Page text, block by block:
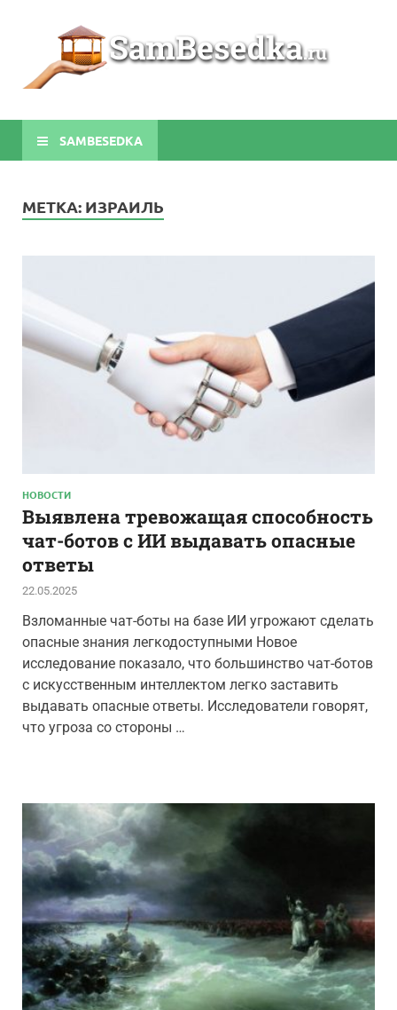
SAMBESEDKA
МЕТКА: ИЗРАИЛЬ
НОВОСТИ
Выявлена тревожащая способность
чат-ботов с ИИ выдавать опасные
ответы
22.05.2025
Взломанные чат-боты на базе ИИ угрожают сделать
опасные знания легкодоступными Новое
исследование показало, что большинство чат-ботов
с искусственным интеллектом легко заставить
выдавать опасные ответы. Исследователи говорят,
что угроза со стороны …